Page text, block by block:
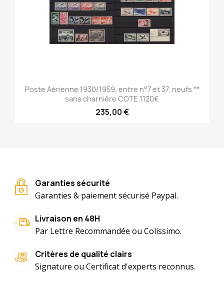
Poste Aérienne 1930/1959, entre n°7 et 37, neufs **
sans charnière COTE 1120€
235,00 €
Garanties sécurité
Garanties & paiement sécurisé Paypal.
Livraison en 48H
Par Lettre Recommandée ou Colissimo.
Critères de qualité clairs
Signature ou Certificat d'experts reconnus.